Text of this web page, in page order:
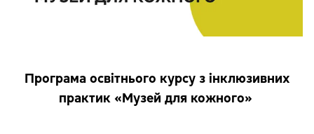
Програма освітнього курсу з інклюзивних
практик «Музей для кожного»